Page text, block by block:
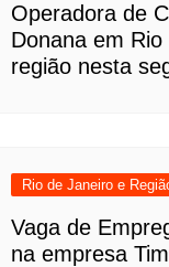
Operadora de
Donana em
região nesta
Rio de Janeiro e
Vaga de
na empresa